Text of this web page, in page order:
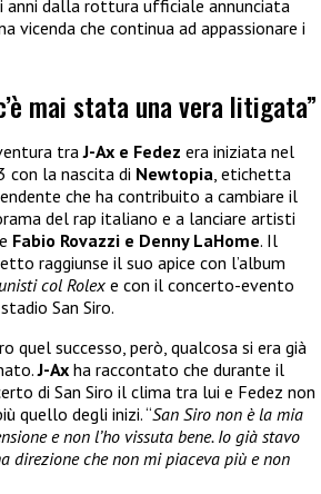
anni dalla rottura ufficiale annunciata
vicenda che continua ad appassionare i
mai stata una vera litigata”
traJ-Ax e Fedez era iniziata nel
con la nascita di Newtopia, etichetta
che ha contribuito a cambiare il
del rap italiano e a lanciare artisti
Fabio Rovazzi e Denny LaHome. Il
raggiunse il suo apice con l’album
col Rolexe con il concerto-evento
San Siro.
quel successo, però, qualcosa si era già
J-Ax ha raccontato che durante il
di San Siro il clima tra lui e Fedez non
quello degli inizi. “San Siro non è la mia
e non l’ho vissuta bene. Io già stavo
direzione che non mi piaceva più e non